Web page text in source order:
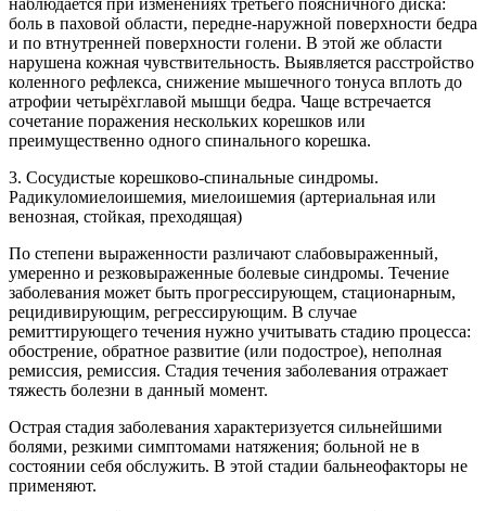
наблюдается при изменениях третьего поясничного диска:
боль в паховой области, передне-наружной поверхности бедра
и по втнутренней поверхности голени. В этой же области
нарушена кожная чувствительность. Выявляется расстройство
коленного рефлекса, снижение мышечного тонуса вплоть до
атрофии четырёхглавой мышци бедра. Чаще встречается
сочетание поражения нескольких корешков или
преимущественно одного спинального корешка.
3. Сосудистые корешково-спинальные синдромы.
Радикуломиелоишемия, миелоишемия (артериальная или
венозная, стойкая, преходящая)
По степени выраженности различают слабовыраженный,
умеренно и резковыраженные болевые синдромы. Течение
заболевания может быть прогрессирующем, стационарным,
рецидивирующим, регрессирующим. В случае
ремиттирующего течения нужно учитывать стадию процесса:
обострение, обратное развитие (или подострое), неполная
ремиссия, ремиссия. Стадия течения заболевания отражает
тяжесть болезни в данный момент.
Острая стадия заболевания характеризуется сильнейшими
болями, резкими симптомами натяжения; больной не в
состоянии себя обслужить. В этой стадии бальнеофакторы не
применяют.